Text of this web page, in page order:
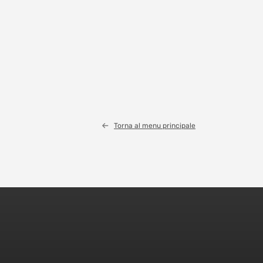
Torna al menu principale